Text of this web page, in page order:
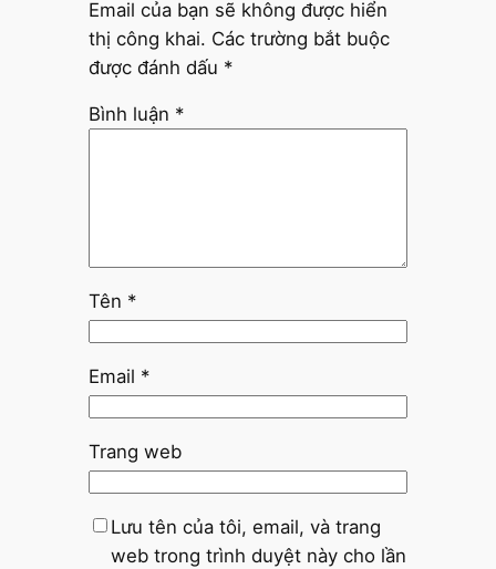
Email của bạn sẽ không được hiển
thị công khai. Các trường bắt buộc
được đánh dấu *
Bình luận *
Tên *
Email *
Trang web
Lưu tên của tôi, email, và trang
web trong trình duyệt này cho lần